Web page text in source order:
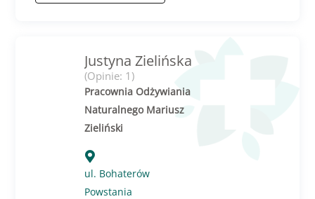
Justyna Zielińska
(Opinie: 1)
Pracownia Odżywiania
Naturalnego Mariusz
Zieliński
ul. Bohaterów
Powstania